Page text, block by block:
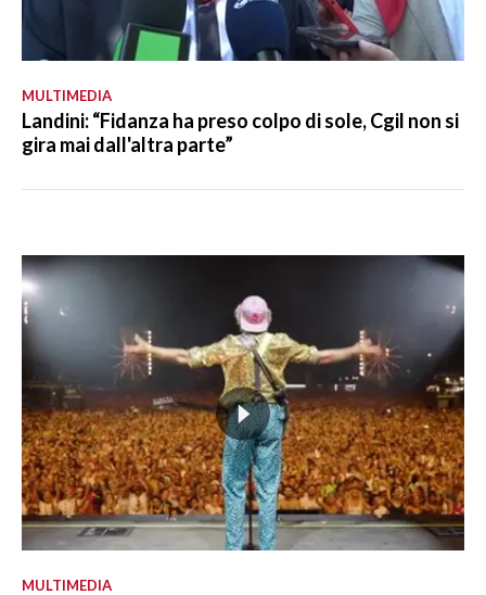
MULTIMEDIA
Landini: “Fidanza ha preso colpo di sole, Cgil non si
gira mai dall'altra parte”
MULTIMEDIA